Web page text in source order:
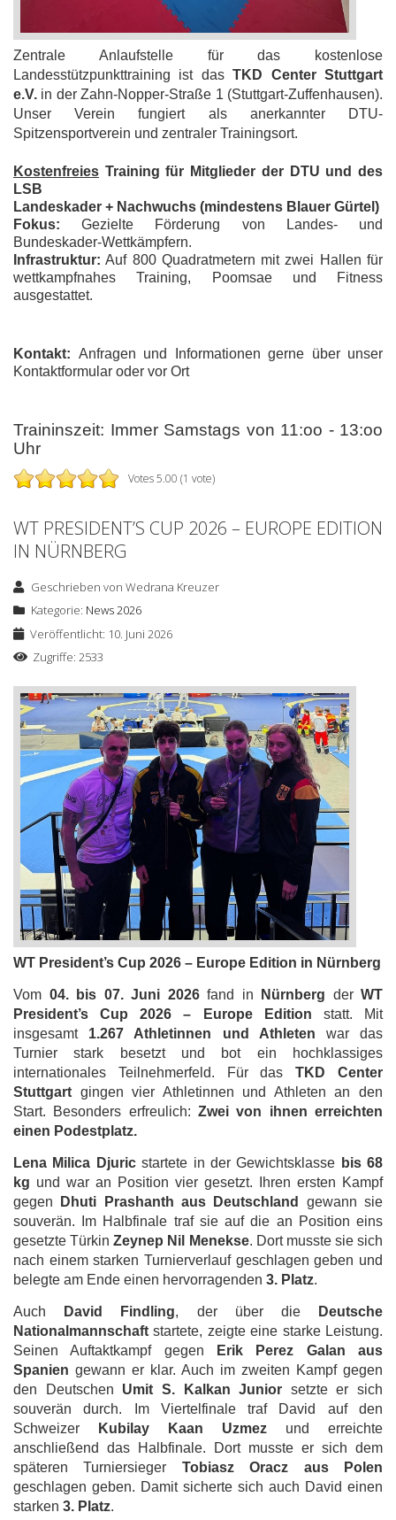
Zentrale Anlaufstelle für das kostenlose
Landesstützpunkttraining ist dasTKD Center Stuttgart
e.V. in der Zahn-Nopper-Straße 1 (Stuttgart-Zuffenhausen).
Unser Verein fungiert als anerkannter DTU-
Spitzensportverein und zentraler Trainingsort.
Kostenfreies Training für Mitglieder der DTU und des
LSB
Landeskader + Nachwuchs (mindestens Blauer Gürtel)
Fokus: Gezielte Förderung von Landes- und
Bundeskader-Wettkämpfern.
Infrastruktur: Auf 800 Quadratmetern mit zwei Hallen für
wettkampfnahes Training, Poomsae und Fitness
ausgestattet.
Kontakt: Anfragen und Informationen gerne über unser
Kontaktformular oder vor Ort
Traininszeit: Immer Samstags von 11:oo - 13:oo
Uhr
Votes 5.00 (1 vote)
WT PRESIDENT’S CUP 2026 – EUROPE EDITION
IN NÜRNBERG
Geschrieben vonWedrana Kreuzer
Kategorie: News 2026
Veröffentlicht: 10. Juni 2026
Zugriffe: 2533
WT President’s Cup 2026 – Europe Edition in Nürnberg
Vom 04. bis 07. Juni 2026fand in Nürnberg der WT
President’s Cup 2026 – Europe Edition statt. Mit
insgesamt 1.267 Athletinnen und Athleten war das
Turnier stark besetzt und bot ein hochklassiges
internationales Teilnehmerfeld. Für dasTKD Center
Stuttgart gingen vier Athletinnen und Athleten an den
Start. Besonders erfreulich: Zwei von ihnen erreichten
einen Podestplatz.
Lena Milica Djuricstartete in der Gewichtsklasse bis 68
kg und war an Position vier gesetzt. Ihren ersten Kampf
gegen
Dhuti Prashanth aus Deutschland
gewann sie
souverän. Im Halbfinale traf sie auf die an Position eins
gesetzte TürkinZeynep Nil Menekse. Dort musste sie sich
nach einem starken Turnierverlauf geschlagen geben und
belegte am Ende einen hervorragenden 3. Platz.
Auch David Findling, der über die
Deutsche
Nationalmannschaft startete, zeigte eine starke Leistung.
Seinen Auftaktkampf gegen
Erik Perez Galan aus
Spanien gewann er klar. Auch im zweiten Kampf gegen
den Deutschen Umit S. Kalkan Junior setzte er sich
souverän durch. Im Viertelfinale traf David auf den
Schweizer
Kubilay Kaan Uzmez und erreichte
anschließend das Halbfinale. Dort musste er sich dem
späteren Turniersieger Tobiasz Oracz aus Polen
geschlagen geben. Damit sicherte sich auch David einen
starken 3. Platz.